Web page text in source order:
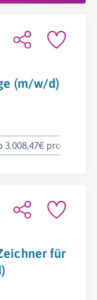
(m/w/d)
3.008,47€ pro Monat
für